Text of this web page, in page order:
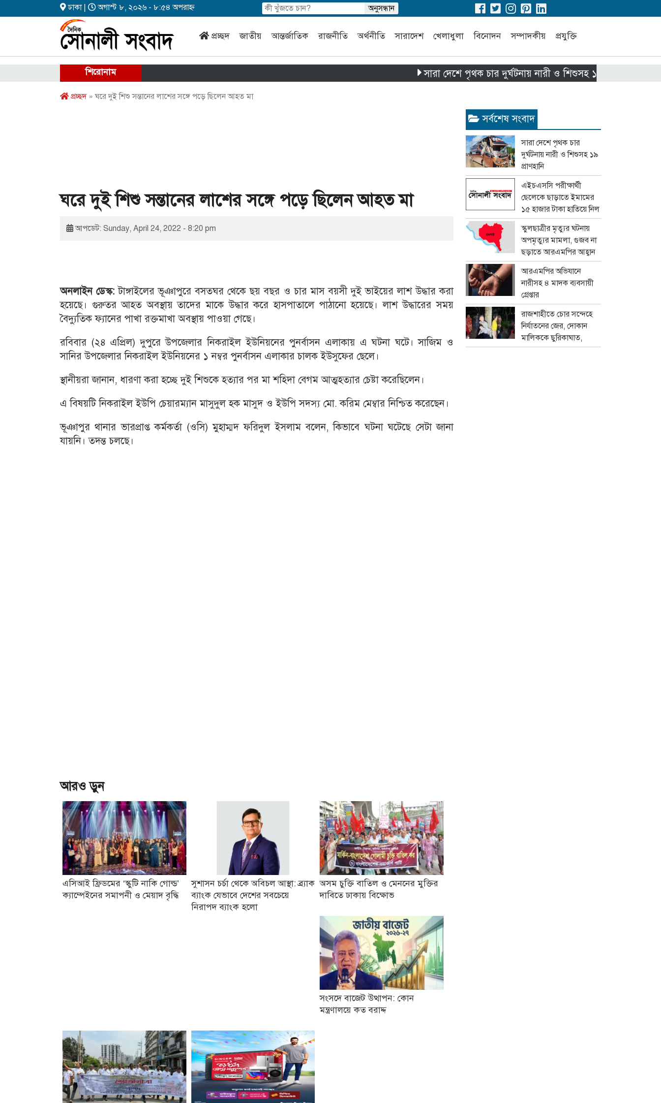
ঢাকা | অগাস্ট ৮, ২০২৬ - ৮:৫৪ অপরাহ্ন
প্রচ্ছদ জাতীয় আন্তর্জাতিক রাজনীতি অর্থনীতি সারাদেশ খেলাধুলা বিনোদন সম্পাদকীয় প্রযুক্তি
শিরোনাম সারা দেশে পৃথক চার দুর্ঘটনায় নারী ও শিশুসহ ১৯ প্রাণহানি
প্রচ্ছদ» ঘরে দুই শিশু সন্তানের লাশের সঙ্গে পড়ে ছিলেন আহত মা
ঘরে দুই শিশু সন্তানের লাশের সঙ্গে পড়ে ছিলেন আহত মা
আপডেট: Sunday, April 24, 2022 - 8:20 pm
অনলাইন ডেস্ক: টাঙ্গাইলের ভূঞাপুরে বসতঘর থেকে ছয় বছর ও চার মাস বয়সী দুই ভাইয়ের লাশ উদ্ধার করা
হয়েছে। গুরুতর আহত অবস্থায় তাদের মাকে উদ্ধার করে হাসপাতালে পাঠানো হয়েছে। লাশ উদ্ধারের সময়
বৈদ্যুতিক ফ্যানের পাখা রক্তমাখা অবস্থায় পাওয়া গেছে।
রবিবার (২৪ এপ্রিল) দুপুরে উপজেলার নিকরাইল ইউনিয়নের পুনর্বাসন এলাকায় এ ঘটনা ঘটে। সাজিম ও
সানির উপজেলার নিকরাইল ইউনিয়নের ১ নম্বর পুনর্বাসন এলাকার চালক ইউসুফের ছেলে।
স্থানীয়রা জানান, ধারণা করা হচ্ছে দুই শিশুকে হত্যার পর মা শহিদা বেগম আত্মহত্যার চেষ্টা করেছিলেন।
এ বিষয়টি নিকরাইল ইউপি চেয়ারম্যান মাসুদুল হক মাসুদ ও ইউপি সদস্য মো. করিম মেম্বার নিশ্চিত করেছেন।
ভূঞাপুর থানার ভারপ্রাপ্ত কর্মকর্তা (ওসি) মুহাম্মদ ফরিদুল ইসলাম বলেন, কিভাবে ঘটনা ঘটেছে সেটা জানা
যায়নি। তদন্ত চলছে।
আরও ড়ুন
এসিআই ফ্রিডমের ‘স্কুটি নাকি গোল্ড’
ক্যাম্পেইনের সমাপনী ও মেয়াদ বৃদ্ধি
সুশাসন চর্চা থেকে অবিচল আস্থা: ব্র্যাক
ব্যাংক যেভাবে দেশের সবচেয়ে
নিরাপদ ব্যাংক হলো
অসম চুক্তি বাতিল ও মেননের মুক্তির
দাবিতে ঢাকায় বিক্ষোভ
সংসদে বাজেট উত্থাপন: কোন
মন্ত্রণালয়ে কত বরাদ্দ
সর্বশেষ সংবাদ
সারা দেশে পৃথক চার
দুর্ঘটনায় নারী ও শিশুসহ ১৯
প্রাণহানি
এইচএসসি পরীক্ষার্থী
ছেলেকে ছাড়াতে ইমামের
১৫ হাজার টাকা হাতিয়ে নিল
প্রতারক চক্র
স্কুলছাত্রীর মৃত্যুর ঘটনায়
অপমৃত্যুর মামলা, গুজব না
ছড়াতে আরএমপির আহ্বান
আরএমপির অভিযানে
নারীসহ ৪ মাদক ব্যবসায়ী
গ্রেপ্তার
রাজশাহীতে চোর সন্দেহে
নির্যাতনের জের, দোকান
মালিককে ছুরিকাঘাত,
মামলা